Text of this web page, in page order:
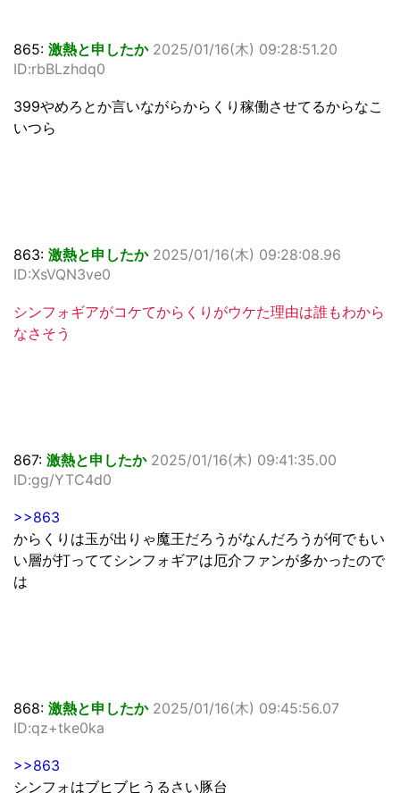
865: 激熱と申したか 2025/01/16(木) 09:28:51.20
ID:rbBLzhdq0
399やめろとか言いながらからくり稼働させてるからなこ
いつら
863: 激熱と申したか 2025/01/16(木) 09:28:08.96
ID:XsVQN3ve0
シンフォギアがコケてからくりがウケた理由は誰もわから
なさそう
867: 激熱と申したか 2025/01/16(木) 09:41:35.00
ID:gg/YTC4d0
>>863
からくりは玉が出りゃ魔王だろうがなんだろうが何でもい
い層が打っててシンフォギアは厄介ファンが多かったので
は
868: 激熱と申したか 2025/01/16(木) 09:45:56.07
ID:qz+tke0ka
>>863
シンフォはブヒブヒうるさい豚台